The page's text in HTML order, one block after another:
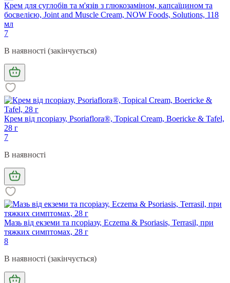
Крем для суглобів та м'язів з глюкозаміном, капсаїцином та
босвелією, Joint and Muscle Cream, NOW Foods, Solutions, 118
мл
7
В наявності (закінчується)
Крем від псоріазу, Psoriaflora®, Topical Cream, Boericke & Tafel,
28 г
7
В наявності
Мазь від екземи та псоріазу, Eczema & Psoriasis, Terrasil, при
тяжких симптомах, 28 г
8
В наявності (закінчується)